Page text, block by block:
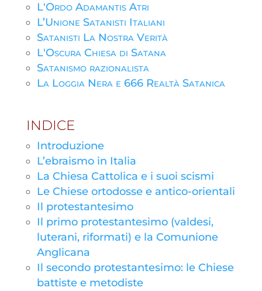
L'Ordo Adamantis Atri
L’Unione Satanisti Italiani
Satanisti La Nostra Verità
L'Oscura Chiesa di Satana
Satanismo razionalista
La Loggia Nera e 666 Realtà Satanica
INDICE
Introduzione
L’ebraismo in Italia
La Chiesa Cattolica e i suoi scismi
Le Chiese ortodosse e antico-orientali
Il protestantesimo
Il primo protestantesimo (valdesi,
luterani, riformati) e la Comunione
Anglicana
Il secondo protestantesimo: le Chiese
battiste e metodiste